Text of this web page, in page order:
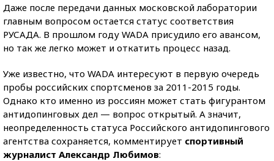
Даже после передачи данных московской лаборатории
главным вопросом остается статус соответствия
РУСАДА. В прошлом году WADA присудило его авансом,
но так же легко может и откатить процесс назад.
Уже известно, что WADA интересуют в первую очередь
пробы российских спортсменов за 2011-2015 годы.
Однако кто именно из россиян может стать фигурантом
антидопинговых дел — вопрос открытый. А значит,
неопределенность статуса Российского антидопингового
агентства сохраняется, комментирует спортивный
журналист Александр Любимов: